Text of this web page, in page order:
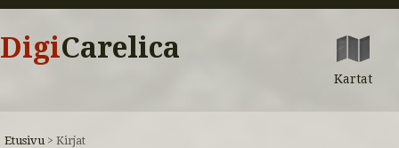
DigiCarelica
Kartat
Etusivu > Kirjat